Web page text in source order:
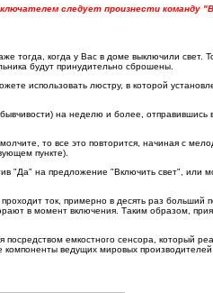
следует произнести команду
тогда, когда у Вас в доме выключили свет.
будут принудительно сброшены.
использовать люстру, в которой
на неделю и более,
то все это повторится, начиная с
пункте).
"Да" на предложение "Включить свет", или
ток, примерно в десять раз больший
в момент включения. Таким образом,
емкостного сенсора, который
ведущих мировых